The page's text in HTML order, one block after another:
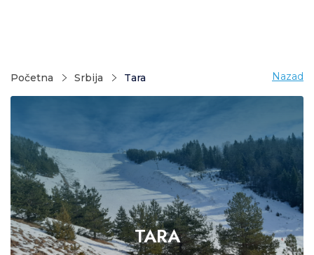
Početna Srbija Tara Nazad
TARA